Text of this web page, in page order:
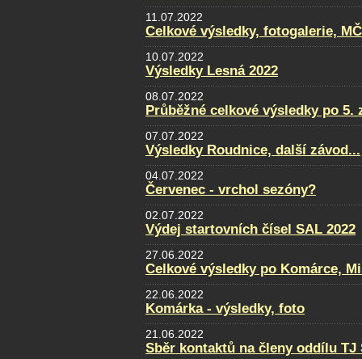
11.07.2022
Celkové výsledky, fotogalerie,
10.07.2022
Výsledky Lesná 2022
08.07.2022
Průběžné celkové výsledky po 5.
07.07.2022
Výsledky Roudnice, další závod...
04.07.2022
Červenec - vrchol sezóny?
02.07.2022
Výdej startovních čísel SAL 2022
27.06.2022
Celkové výsledky po Komárce,
22.06.2022
Komárka - výsledky, foto
21.06.2022
Sběr kontaktů na členy oddílu TJ